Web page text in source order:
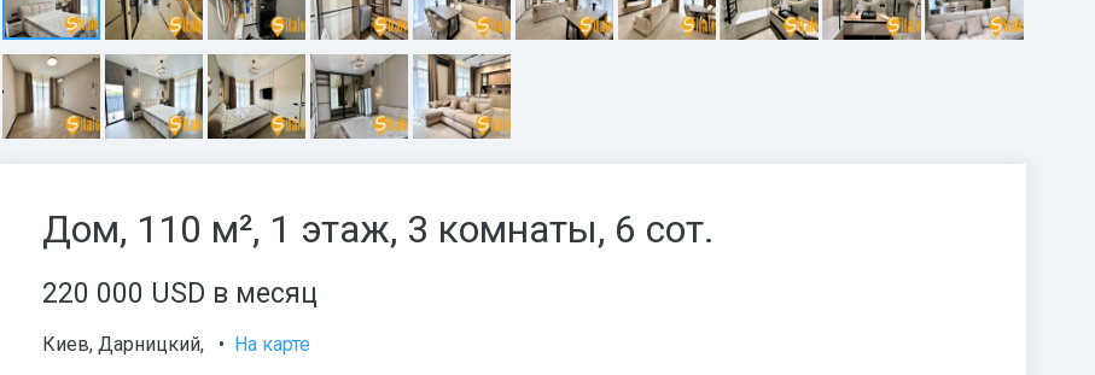
Дом, 110 м², 1 этаж, 3 комнаты, 6 сот.
220 000 USD в месяц
Киев, Дарницкий, • На карте